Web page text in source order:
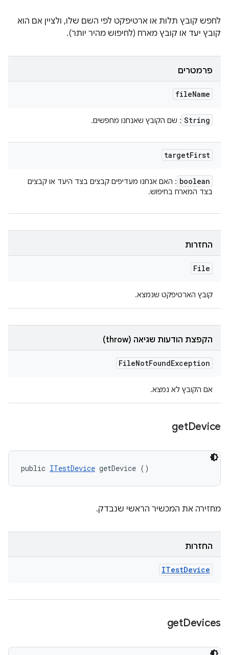
לחפש קובץ תלות או ארטיפקט לפי השם שלו, ולציין אם הוא
קובץ יעד או קובץ מארח (לחיפוש מהיר יותר).
פרמטרים
fileName
String : שם הקובץ שאנחנו מחפשים.
targetFirst
boolean : האם אנחנו מעדיפים קבצים בצד היעד או קבצים
בצד המארח בחיפוש.
החזרות
File
קובץ הארטיפקט שנמצא.
הקפצת הודעות שגיאה (throw)
FileNotFoundException
אם הקובץ לא נמצא.
getDevice
public ITestDevice getDevice ()
מחזירה את המכשיר הראשי שנבדק.
החזרות
ITestDevice
getDevices